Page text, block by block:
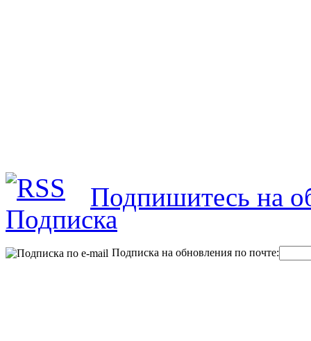
Подпишитесь на
Подписка на обновления по почте: